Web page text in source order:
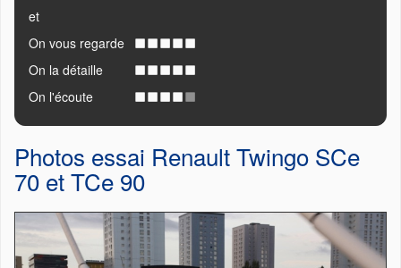
et
On vous regarde
On la détaille
On l'écoute
Photos essai Renault Twingo SCe
70 et TCe 90